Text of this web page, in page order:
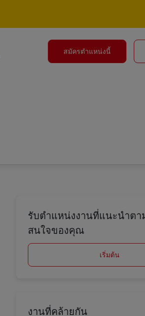
สมัครตำแหน่งนี้
รับตำแหน่งงานที่แนะนำตา
สนใจของคุณ
เริ่มต้น
งานที่คล้ายกัน